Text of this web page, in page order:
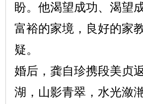
盼。他渴望成功、渴望
富裕的家境，良好的家
疑。
婚后，龚自珍携段美贞
湖，山影青翠，水光潋